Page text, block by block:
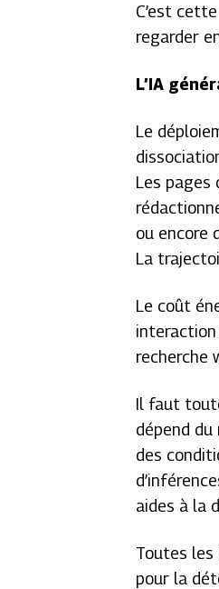
C’est
regarder
L’IA
Le
Les pages
ou encore
La
Le coût
interaction
recherche
Il faut
dépend du
des
aides à la
Toutes les
pour la